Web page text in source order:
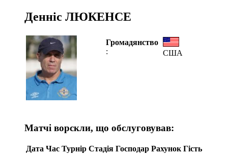
Денніс ЛЮКЕНСЕ
Громадянство
:
США
Матчі ворскли, що обслуговував:
Дата Час Турнір Стадія Господар Рахунок Гість